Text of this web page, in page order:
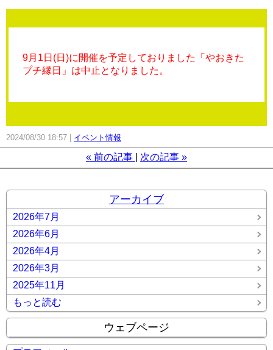
9月1日(日)に開催を予定しておりました「やおきた
プチ縁日」は中止となりました。
2024/08/30 18:57 イベント情報
« 前の記事 次の記事 »
アーカイブ
2026年7月
2026年6月
2026年4月
2026年3月
2025年11月
もっと読む
ウェブページ